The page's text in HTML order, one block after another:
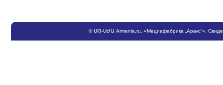
©ՍԹ-ՍԺԱ Armenia.ru , «Медиафабрика „Аракс“».